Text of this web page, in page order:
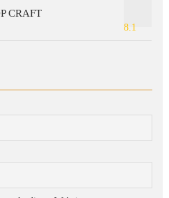
CRAFT
8.1